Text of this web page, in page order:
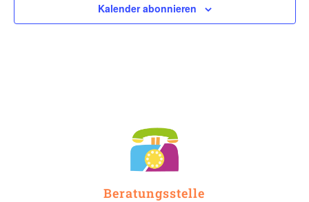
Kalender abonnieren
Beratungsstelle